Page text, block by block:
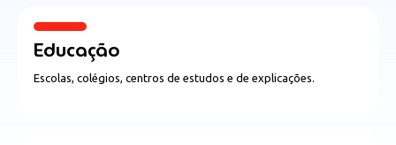
Educação
Escolas, colégios, centros de estudos e de explicações.